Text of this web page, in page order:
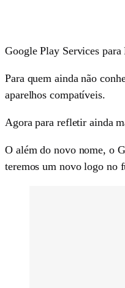
Google Play Services
Para quem ainda não
aparelhos compatíveis.
Agora para refletir ainda
O além do novo nome, o
teremos um novo logo no